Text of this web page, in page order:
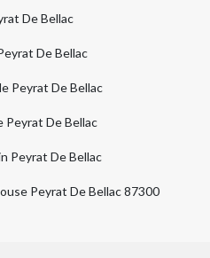
De Bellac
De Bellac
Peyrat De Bellac
Peyrat De Bellac
Peyrat De Bellac
Peyrat De Bellac 87300